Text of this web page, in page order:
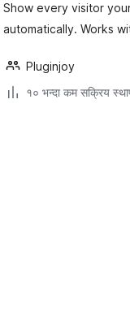
Show every visitor
automatically. Works
Pluginjoy
१० भन्दा कम सक्रिय